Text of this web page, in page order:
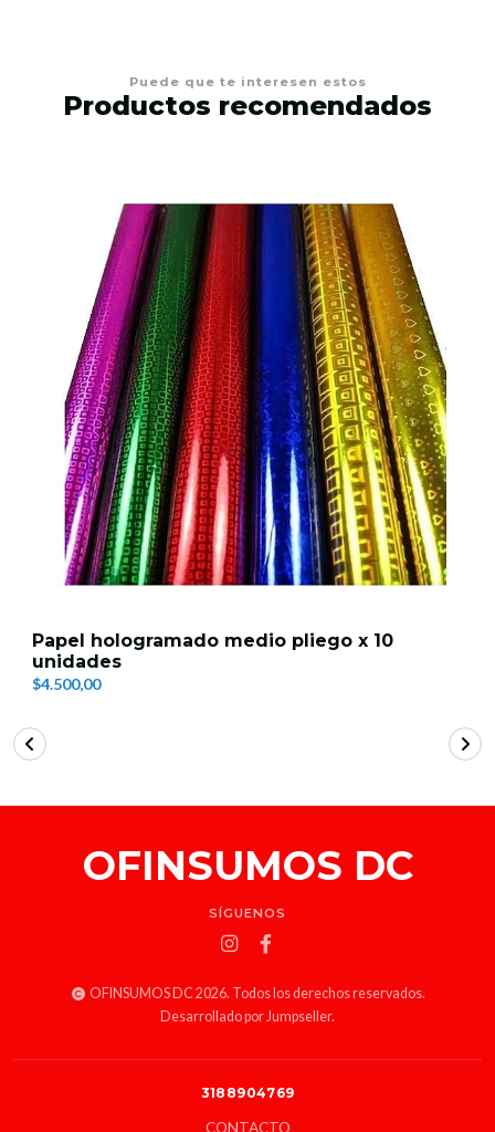
Puede que te interesen estos
Productos recomendados
Papel hologramado medio pliego x 10
unidades
$4.500,00
OFINSUMOS DC
SÍGUENOS
OFINSUMOS DC 2026. Todos los derechos reservados.
Desarrollado por Jumpseller.
3188904769
CONTACTO